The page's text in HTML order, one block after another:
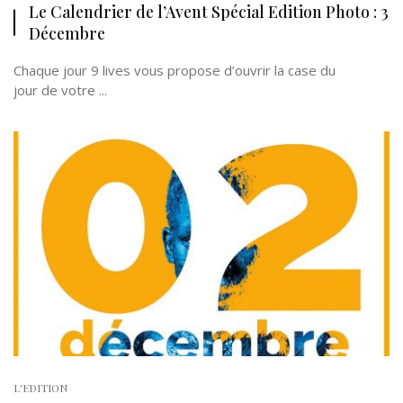
Le Calendrier de l’Avent Spécial Edition Photo : 3
Décembre
Chaque jour 9 lives vous propose d’ouvrir la case du
jour de votre ...
L'EDITION